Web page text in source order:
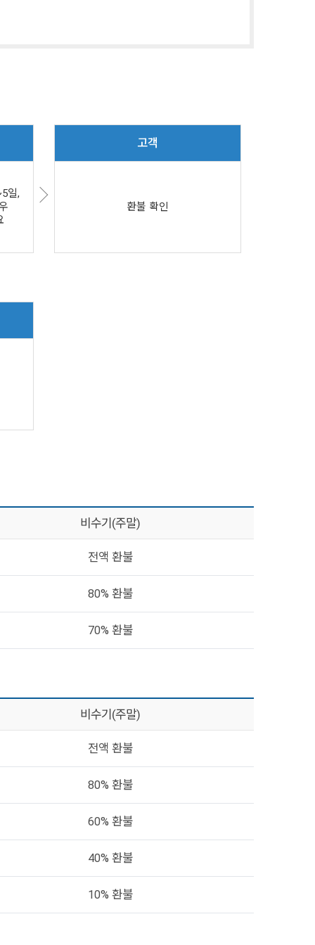
일,
고객
환불 확인
비수기(주말)
전액 환불
80% 환불
70% 환불
비수기(주말)
전액 환불
80% 환불
60% 환불
40% 환불
10% 환불